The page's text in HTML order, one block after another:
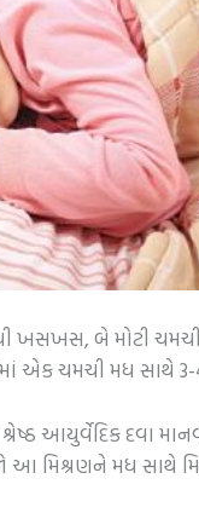
ખસખસ, બે મોટી
એક ચમચી મધ સાથે
આયુર્વેદિક દવા
આ મિશ્રણને મધ સાથે